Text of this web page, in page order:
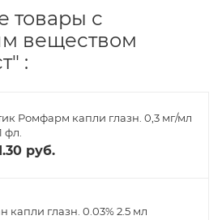
товары с
веществом
:
Ромфарм капли глазн. 0,3 мг/мл
фл.
руб.
капли глазн. 0.03% 2.5 мл